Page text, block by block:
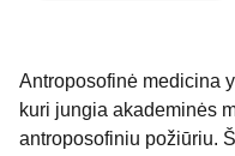
Antroposofinė medicina
kuri jungia akademinės
antroposofiniu požiūriu.